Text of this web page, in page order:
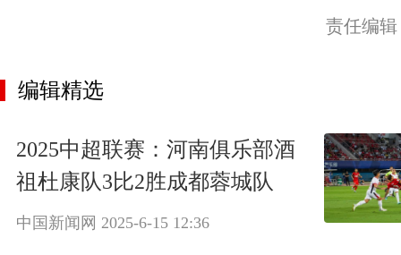
责任编
编辑精选
2025中超联赛：河南俱乐部酒
祖杜康队3比2胜成都蓉城队
中国新闻网 2025-6-15 12:36